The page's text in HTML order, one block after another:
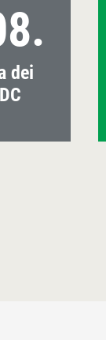
dei